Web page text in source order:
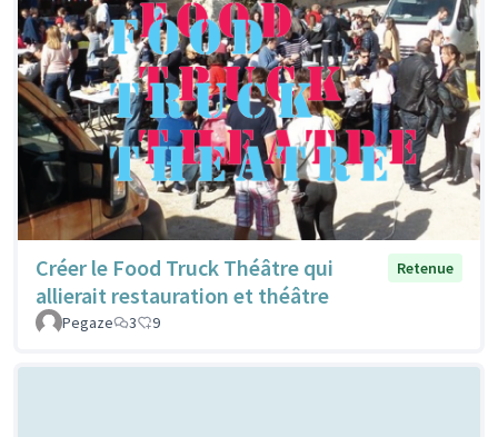
Créer le Food Truck Théâtre qui
allierait restauration et théâtre
Retenue
Pegaze 3 9